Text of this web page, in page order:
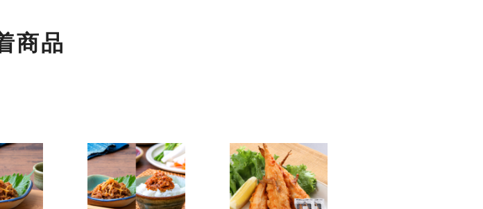
ごミルフィーユ」が3月より登場です！
商品